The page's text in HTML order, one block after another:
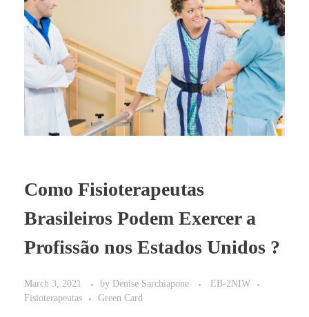
Como Fisioterapeutas
Brasileiros Podem Exercer a
Profissão nos Estados Unidos ?
March 3, 2021 by Denise Sarchiapone
EB-2NIW
Fisioterapeutas
Green Card